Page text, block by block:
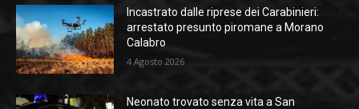
Incastrato dalle riprese dei Carabinieri:
arrestato presunto piromane a Morano
Calabro
4 Agosto 2026
Neonato trovato senza vita a San